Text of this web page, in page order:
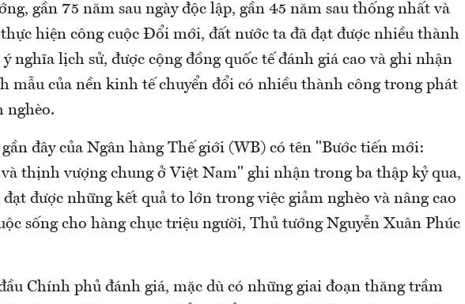
gần 75 năm sau ngày độc lập, gần 45 năm sau thống nhất và
hiện công cuộc Đổi mới, đất nước ta đã đạt được nhiều thành
nghĩa lịch sử, được cộng đồng quốc tế đánh giá cao và ghi nhận
mẫu của nền kinh tế chuyển đổi có nhiều thành công trong phát
nghèo.
đây của Ngân hàng Thế giới (WB) có tên "Bước tiến mới:
thịnh vượng chung ở Việt Nam" ghi nhận trong ba thập kỷ qua,
được những kết quả to lớn trong việc giảm nghèo và nâng cao
sống cho hàng chục triệu người, Thủ tướng Nguyễn Xuân Phúc
Chính phủ đánh giá, mặc dù có những giai đoạn thăng trầm